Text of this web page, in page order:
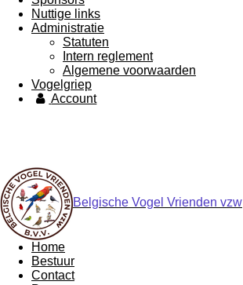
Nuttige links
Administratie
Statuten
Intern reglement
Algemene voorwaarden
Vogelgriep
Account
Belgische Vogel Vrienden vzw
Home
Bestuur
Contact